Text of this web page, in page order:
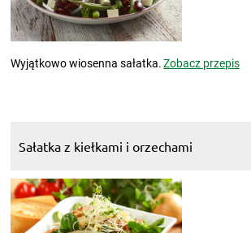
Wyjątkowo wiosenna sałatka.Zobacz przepis
Sałatka z kiełkami i orzechami